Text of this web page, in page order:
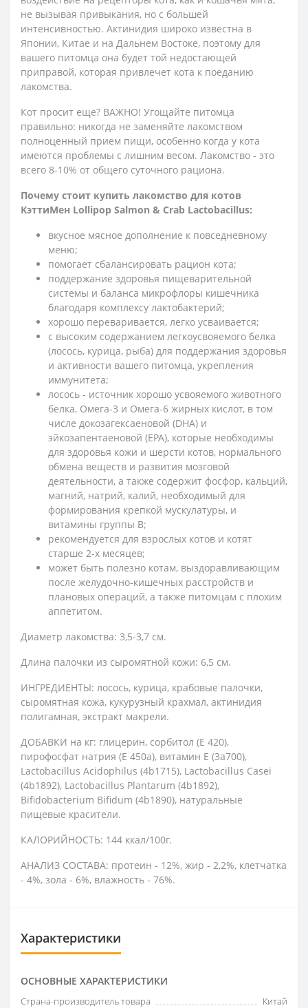
не вызывая привыкания, но с большей
интенсивностью. Актинидия широко известна в
Японии, Китае и на Дальнем Востоке, поэтому для
вашего питомца она будет той недостающей
приправой, которая привлечет кота к поеданию
лакомства.
Кот просит еще? ВАЖНО! Угощайте питомца
правильно: никогда не заменяйте лакомством
полноценный прием пищи, особенно когда у кота
имеются проблемы с лишним весом. Лакомство - это
всего 8-10% от общего суточного рациона.
Почему стоит купить лакомство для котов
КэттиМен Lollipop Salmon & Crab Lactobacillus:
вкусное мясное дополнение к повседневному
меню;
помогает сбалансировать рацион кота;
поддержание здоровья пищеварительной
системы и баланса микрофлоры кишечника
благодаря комплексу лактобактерий;
хорошо переваривается, легко усваивается;
с высоким содержанием легкоусвояемого белка
(лосось, курица, рыба) для поддержания здоровья
и активности вашего питомца, укрепления
иммунитета;
лосось - источник хорошо усвояемого животного
белка, Омега-3 и Омега-6 жирных кислот, в том
числе докозагексаеновой (DНA) и
эйкозапентаеновой (EPA), которые необходимы
для здоровья кожи и шерсти котов, нормального
обмена веществ и развития мозговой
деятельности, а также содержит фосфор, кальций,
магний, натрий, калий, необходимый для
формирования крепкой мускулатуры, и
витамины группы В;
рекомендуется для взрослых котов и котят
старше 2-х месяцев;
может быть полезно котам, выздоравливающим
после желудочно-кишечных расстройств и
плановых операций, а также питомцам с плохим
аппетитом.
Диаметр лакомства: 3,5-3,7 см.
Длина палочки из сыромятной кожи: 6,5 см.
ИНГРЕДИЕНТЫ: лосось, курица, крабовые палочки,
сыромятная кожа, кукурузный крахмал, актинидия
полигамная, экстракт макрели.
ДОБАВКИ на кг: глицерин, сорбитол (E 420),
пирофосфат натрия (E 450a), витамин E (3a700),
Lactobacillus Acidophilus (4b1715), Lactobacillus Casei
(4b1892), Lactobacillus Plantarum (4b1892),
Bifidobacterium Bifidum (4b1890), натуральные
пищевые красители.
КАЛОРИЙНОСТЬ: 144 ккал/100г.
АНАЛИЗ СОСТАВА: протеин - 12%, жир - 2,2%, клетчатка
- 4%, зола - 6%, влажность - 76%.
Характеристики
ОСНОВНЫЕ ХАРАКТЕРИСТИКИ
Страна-производитель товара Китай